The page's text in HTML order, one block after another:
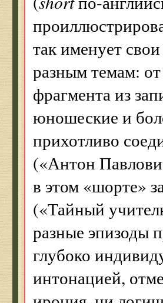
так именует
разным темам:
фрагмента из
юношеские и
прихотливо
(«Антон
в этом «шорте»
(«Тайный
разные эпизоды
глубоко
интонацией,